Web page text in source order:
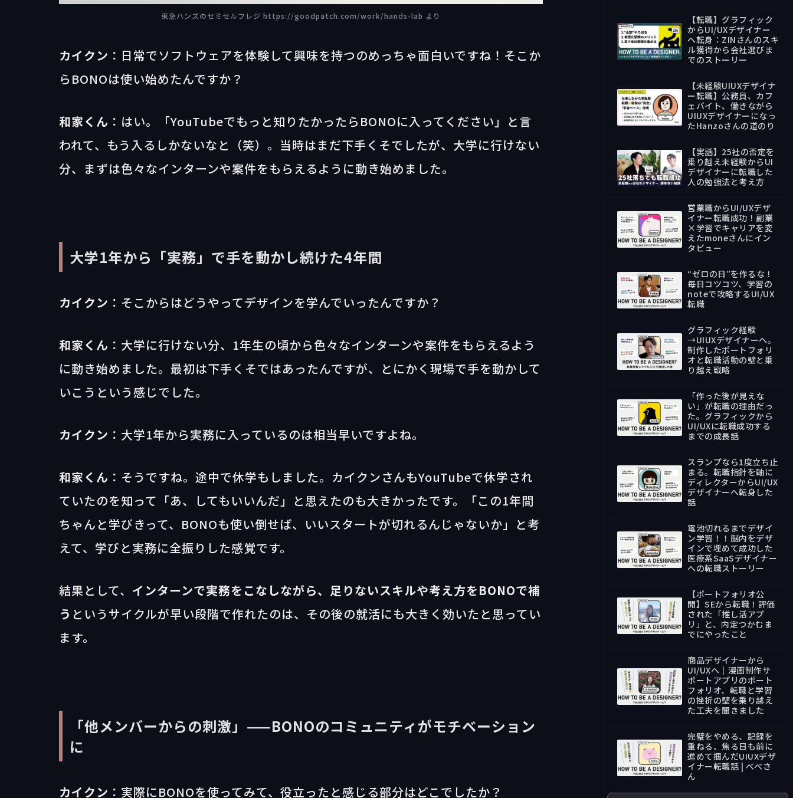
東急ハンズのセミセルフレジ https://goodpatch.com/work/hands-lab より
カイクン ：日常でソフトウェアを体験して興味を持つのめっちゃ面白いですね！そこか
らBONOは使い始めたんですか？
和家くん ：はい。「YouTubeでもっと知りたかったらBONOに入ってください」と言
われて、もう入るしかないなと（笑）。当時はまだ下手くそでしたが、大学に行けない
分、まずは色々なインターンや案件をもらえるように動き始めました。
大学1年から「実務」で手を動かし続けた4年間
カイクン ：そこからはどうやってデザインを学んでいったんですか？
和家くん ：大学に行けない分、1年生の頃から色々なインターンや案件をもらえるよう
に動き始めました。最初は下手くそではあったんですが、とにかく現場で手を動かして
いこうという感じでした。
カイクン ：大学1年から実務に入っているのは相当早いですよね。
和家くん ：そうですね。途中で休学もしました。カイクンさんもYouTubeで休学され
ていたのを知って「あ、してもいいんだ」と思えたのも大きかったです。「この1年間
ちゃんと学びきって、BONOも使い倒せば、いいスタートが切れるんじゃないか」と考
えて、学びと実務に全振りした感覚です。
結果として、 インターンで実務をこなしながら、足りないスキルや考え方をBONOで補
う というサイクルが早い段階で作れたのは、その後の就活にも大きく効いたと思ってい
ます。
「他メンバーからの刺激」——BONOのコミュニティがモチベーション
に
カイクン ：実際にBONOを使ってみて、役立ったと感じる部分はどこでしたか？
47:57
【転職】グラフィック
からUI/UXデザイナー
へ転身：ZINさんのスキ
ル獲得から会社選びま
でのストーリー
34:44
【未経験UIUXデザイナ
ー転職】公務員、カフ
ェバイト、働きながら
UIUXデザイナーになっ
たHanzoさんの道のり
30:29
【実話】25社の否定を
乗り越え未経験からUI
デザイナーに転職した
人の勉強法と考え方
39:12
営業職からUI/UXデザ
イナー転職成功！副業
×学習でキャリアを変
えたmoneさんにイン
タビュー
34:17
“ゼロの日”を作るな！
毎日コツコツ、学習の
noteで攻略するUI/UX
転職
36:38
グラフィック経験
→UIUXデザイナーへ。
制作したポートフォリ
オと転職活動の壁と乗
り越え戦略
34:25
「作った後が見えな
い」が転職の理由だっ
た。グラフィックから
UI/UXに転職成功する
までの成長話
41:40
スランプなら1度立ち止
まる。転職指針を軸に
ディレクターからUI/UX
デザイナーへ転身した
話
39:18
電池切れるまでデザイ
ン学習！！脳内をデザ
インで埋めて成功した
医療系SaaSデザイナー
への転職ストーリー
31:34
【ポートフォリオ公
開】SEから転職！評価
された「推し活アプ
リ」と、内定つかむま
でにやったこと
44:18
商品デザイナーから
UI/UXへ｜漫画制作サ
ポートアプリのポート
フォリオ、転職と学習
の挫折の壁を乗り越え
た工夫を聞きました
40:08
完璧をやめる、記録を
重ねる、焦る日も前に
進めて掴んだUIUXデザ
イナー転職話 | べべさ
ん